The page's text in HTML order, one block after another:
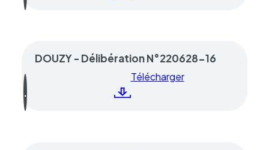
DOUZY - Délibération N°220628-16
Télécharger